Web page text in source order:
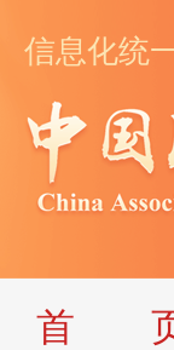
信息化统
首